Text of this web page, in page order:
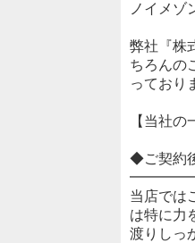
ノイメゾ
弊社『株
ちろんの
っており
【当社の
◆ご契約
当店では
は特に力
渡りしっ